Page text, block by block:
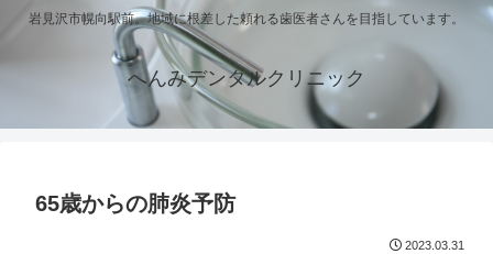
岩見沢市幌向駅前。地域に根差した頼れる歯医者さんを目指しています。
へんみデンタルクリニック
65歳からの肺炎予防
2023.03.31